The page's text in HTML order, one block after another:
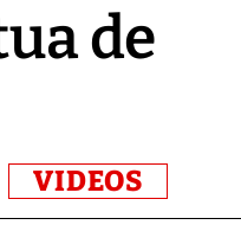
de
VIDEOS